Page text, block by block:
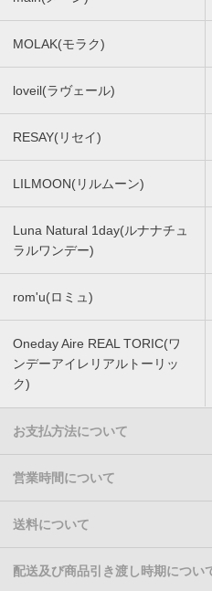
MOLAK(モラク)
loveil(ラヴェール)
RESAY(リセイ)
LILMOON(リルムーン)
Luna Natural 1day(ルナナチュ
ラルワンデー)
rom'u(ロミュ)
Oneday Aire REAL TORIC(ワ
ンデーアイレリアルトーリッ
ク)
お支払方法について
営業時間について
送料について
配送及び商品引き渡し時期につい